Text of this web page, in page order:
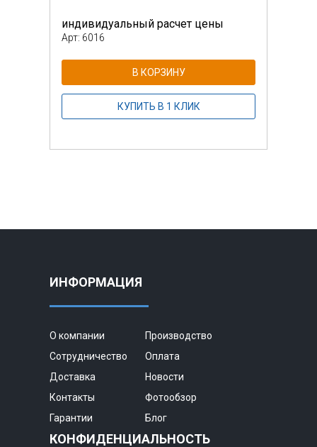
индивидуальный расчет цены
Арт: 6016
В КОРЗИНУ
КУПИТЬ В 1 КЛИК
ИНФОРМАЦИЯ
О компании
Производство
Сотрудничество
Оплата
Доставка
Новости
Контакты
Фотообзор
Гарантии
Блог
КОНФИДЕНЦИАЛЬНОСТЬ